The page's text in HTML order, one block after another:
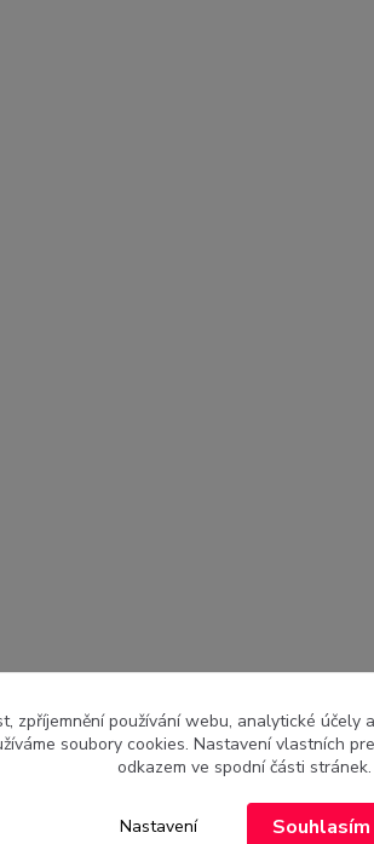
zpříjemnění používání webu, analytické účely
soubory cookies. Nastavení vlastních
odkazem ve spodní části stránek.
Nastavení Souhlasím